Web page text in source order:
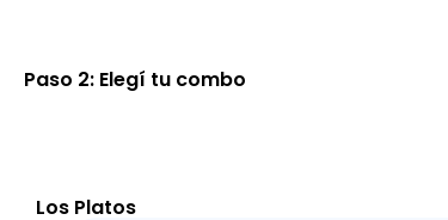
Paso 2: Elegí tu combo
Los Platos